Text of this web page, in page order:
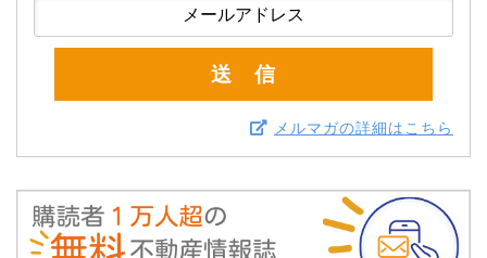
メルマガの詳細はこちら